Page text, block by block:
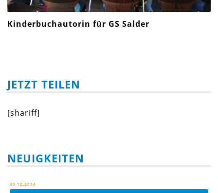
Kinderbuchautorin für GS Salder
JETZT TEILEN
[shariff]
NEUIGKEITEN
30.12.2024